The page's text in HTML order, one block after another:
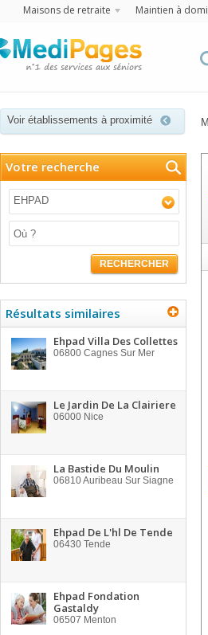
Maisons de retraite Maintien à
Voir établissements à proximité
Votre recherche
EHPAD
RECHERCHER
Résultats similaires
Ehpad Villa Des Collettes
06800 Cagnes Sur Mer
Le Jardin De La Clairiere
06000 Nice
La Bastide Du Moulin
06810Auribeau Sur Siagne
Ehpad De L'hl De Tende
06430 Tende
Ehpad Fondation
Gastaldy
06507 Menton